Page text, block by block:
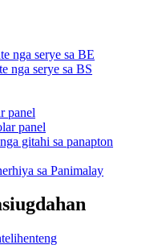
nga serye sa BE
nga serye sa BS
panel
panel
gitahi sa panapton
sa Panimalay